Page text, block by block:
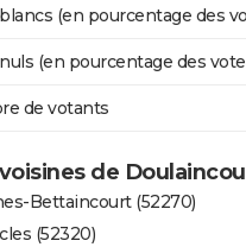
(en pourcentage des
(en pourcentage des
de votants
de
Bettaincourt (52270)
(52320)